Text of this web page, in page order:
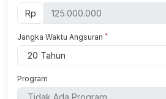
Rp
Jangka Waktu Angsuran *
Program